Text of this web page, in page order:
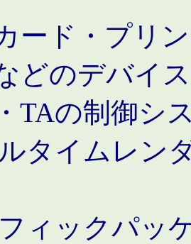
ード・プリ
どのデバイ
TAの制御シ
タイムレン
ィックパッ